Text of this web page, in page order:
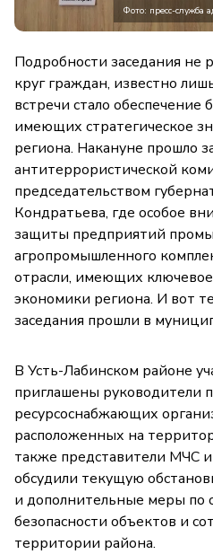
Фото: пресс-служба
Подробности заседания не
круг граждан, известно
встречи стало обеспечение
имеющих стратегическое
региона. Накануне прошло
антитеррористической
председательством
Кондратьева, где особое
защиты предприятий
агропромышленного
отрасли, имеющих
экономики региона. И вот
заседания прошли в
В Усть-Лабинском районе
приглашены руководители
ресурсоснабжающих
расположенных на
также представители МЧС
обсудили текущую
и дополнительные меры по
безопасности объектов и
территории района.